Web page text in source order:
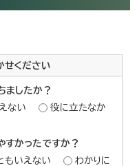
せください
ましたか？
ない
役に立たなか
すかったですか？
もいえない
わかりに